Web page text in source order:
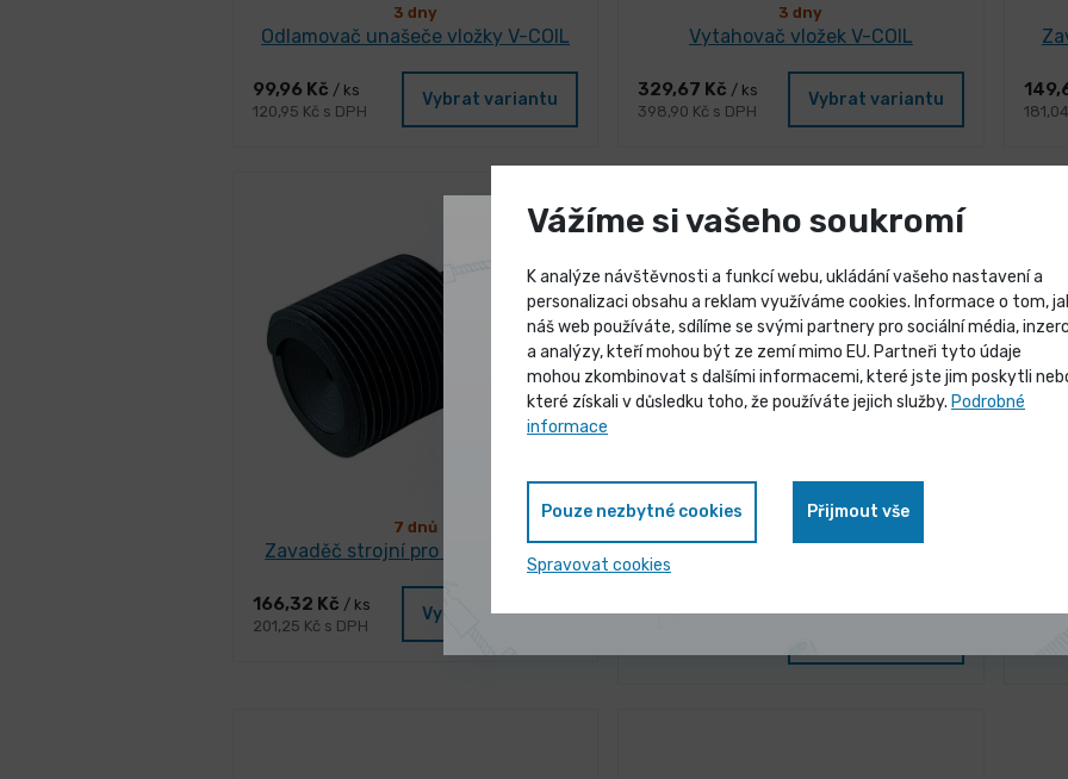
3 dny
Odlamovač unašeče vložky V-COIL
99,96 Kč / ks
120,95 Kč s DPH
Vybrat variantu
3 dny
Vytahovač vložek V-COIL
329,67 Kč / ks
398,90 Kč s DPH
Vybrat variantu
7 dnů
Zavaděč strojní pro vložky V-COIL
166,32 Kč / ks
201,25 Kč s DPH
Vybrat variantu
Zavaděč strojní stavitelný pro
Vážíme si vašeho soukromí
K analýze návštěvnosti a funkcí webu, ukládání vašeho nastavení a
personalizaci obsahu a reklam využíváme cookies. Informace o tom,
náš web používáte, sdílíme se svými partnery pro sociální média,
a analýzy, kteří mohou být ze zemí mimo EU. Partneři tyto údaje
mohou zkombinovat s dalšími informacemi, které jste jim poskytli
které získali v důsledku toho, že používáte jejich služby. Podrobné
informace
Pouze nezbytné cookies Přijmout vše
Spravovat cookies
Výprodej skladových